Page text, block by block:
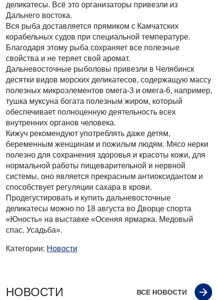
деликатесы. Всё это организаторы привезли из
Дальнего востока.
Вся рыба доставляется прямиком с Камчатских
корабельных судов при специальной температуре.
Благодаря этому рыба сохраняет все полезные
свойства и не теряет свой аромат.
Дальневосточные рыболовы привезли в Челябинск
десятки видов морских деликатесов, содержащую массу
полезных микроэлементов омега-3 и омега-6, например,
тушка муксуна богата полезным жиром, который
обеспечивает полноценную деятельность всех
внутренних органов человека.
Кижуч рекомендуют употреблять даже детям,
беременным женщинам и пожилым людям. Мясо нерки
полезно для сохранения здоровья и красоты кожи, для
нормальной работы пищеварительной и нервной
системы, оно является прекрасным антиоксидантом и
способствует регуляции сахара в крови.
Продегустировать и купить дальневосточные
деликатесы можно по 18 августа во Дворце спорта
«Юность» на выставке «Осеняя ярмарка. Медовый
спас. Усадьба».
Категории: Новости
НОВОСТИ ВСЕ НОВОСТИ